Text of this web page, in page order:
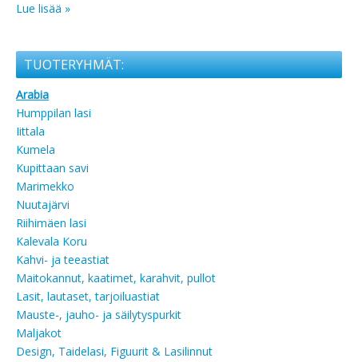
Lue lisää »
TUOTERYHMÄT:
Arabia
Humppilan lasi
Iittala
Kumela
Kupittaan savi
Marimekko
Nuutajärvi
Riihimäen lasi
Kalevala Koru
Kahvi- ja teeastiat
Maitokannut, kaatimet, karahvit, pullot
Lasit, lautaset, tarjoiluastiat
Mauste-, jauho- ja säilytyspurkit
Maljakot
Design, Taidelasi, Figuurit & Lasilinnut